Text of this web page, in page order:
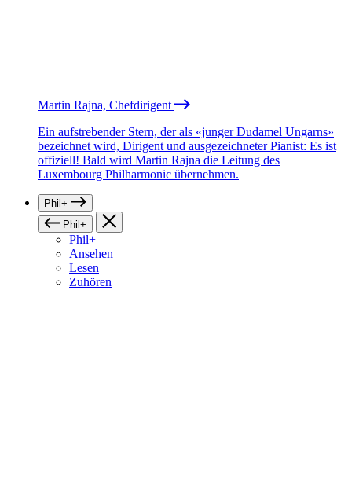
Martin Rajna, Chefdirigent
Ein aufstrebender Stern, der als «junger Dudamel Ungarns»
bezeichnet wird, Dirigent und ausgezeichneter Pianist: Es ist
offiziell! Bald wird Martin Rajna die Leitung des
Luxembourg Philharmonic übernehmen.
Phil+
Phil+
Phil+
Ansehen
Lesen
Zuhören